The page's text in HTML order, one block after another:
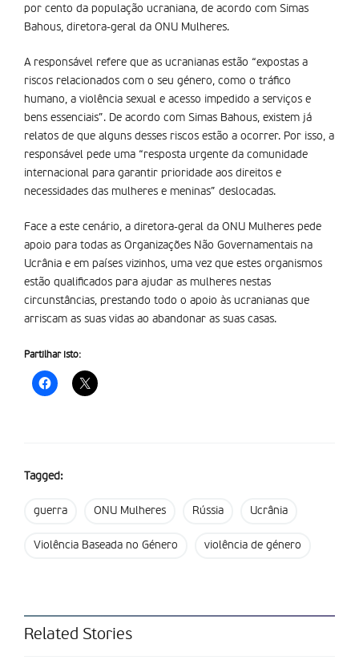
por cento da população ucraniana, de acordo com Simas
Bahous, diretora-geral da ONU Mulheres.
A responsável refere que as ucranianas estão “expostas a
riscos relacionados com o seu género, como o tráfico
humano, a violência sexual e acesso impedido a serviços e
bens essenciais”. De acordo com Simas Bahous, existem já
relatos de que alguns desses riscos estão a ocorrer. Por isso, a
responsável pede uma “resposta urgente da comunidade
internacional para garantir prioridade aos direitos e
necessidades das mulheres e meninas” deslocadas.
Face a este cenário, a diretora-geral da ONU Mulheres pede
apoio para todas as Organizações Não Governamentais na
Ucrânia e em países vizinhos, uma vez que estes organismos
estão qualificados para ajudar as mulheres nestas
circunstâncias, prestando todo o apoio às ucranianas que
arriscam as suas vidas ao abandonar as suas casas.
Partilhar isto:
Tagged:
guerra ONU Mulheres Rússia Ucrânia
Violência Baseada no Género violência de género
Related Stories